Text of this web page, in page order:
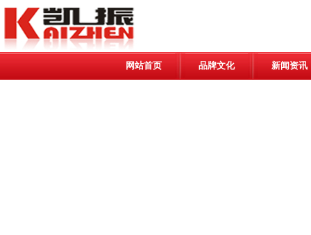
网站首页 品牌文化 新闻资讯